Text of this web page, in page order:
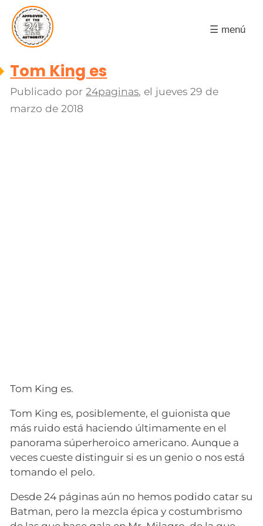
☰ menú
Tom King es
Publicado por24paginas, el jueves 29 de
marzo de 2018
Tom King es.
Tom King es, posiblemente, el guionista que
más ruido está haciendo últimamente en el
panorama súperheroico americano. Aunque a
veces cueste distinguir si es un genio o nos está
tomando el pelo.
Desde 24 páginas aún no hemos podido catar su
Batman, pero la mezcla épica y costumbrismo